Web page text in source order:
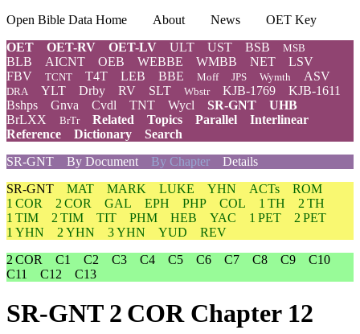
Open Bible Data Home About News
OET Key
OET
OET-RV OET-LV ULT UST BSB MSB
BLB AICNT OEB WEBBE WMBB NET
LSV
FBV
TCNT T4T LEB BBE Moff JPS Wymth ASV
DRA YLT Drby RV SLT Wbstr KJB-1769
KJB-1611
Bshps
Gnva Cvdl TNT Wycl SR-GNT
UHB
BrLXX
BrTr Related Topics Parallel
Interlinear
Reference
Dictionary
Search
SR-GNT
By Document By Chapter Details
SR-GNT MAT MARK LUKE YHN ACTs
ROM
1 COR
2 COR GAL EPH PHP COL 1 TH
2 TH
1 TIM
2 TIM TIT PHM HEB YAC 1 PET
2 PET
1 YHN
2 YHN 3 YHN YUD
REV
2 COR
C1 C2 C3 C4 C5 C6 C7 C8 C9
C10
C11
C12 C13
SR-GNT 2 COR Chapter 12